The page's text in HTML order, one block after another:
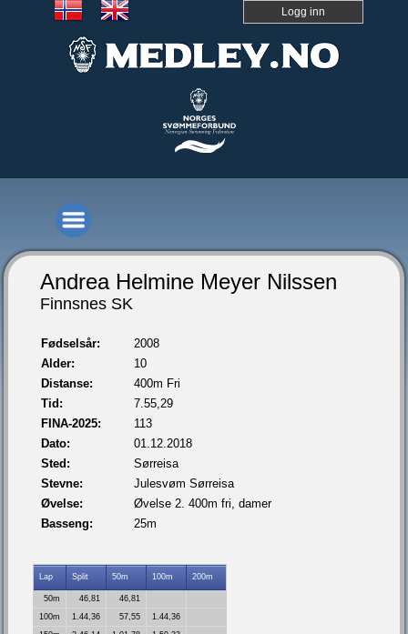
Logg inn
Andrea Helmine Meyer Nilssen
Finnsnes SK
Fødselsår:
2008
Alder:
10
Distanse:
400m Fri
Tid:
7.55,29
FINA-2025:
113
Dato:
01.12.2018
Sted:
Sørreisa
Stevne:
Julesvøm Sørreisa
Øvelse:
Øvelse 2. 400m fri, damer
Basseng:
25m
Lap Split 50m 100m 200m
50m 46,81
46,81
100m
1.44,36 57,55
1.44,36